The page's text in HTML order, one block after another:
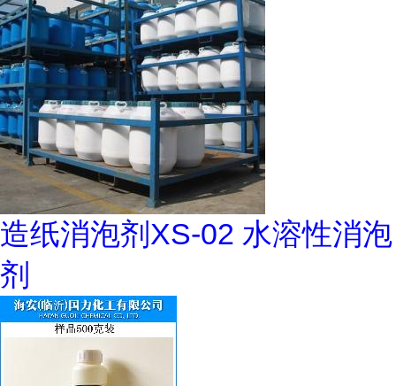
造纸消泡剂XS-02 水溶性消泡
剂